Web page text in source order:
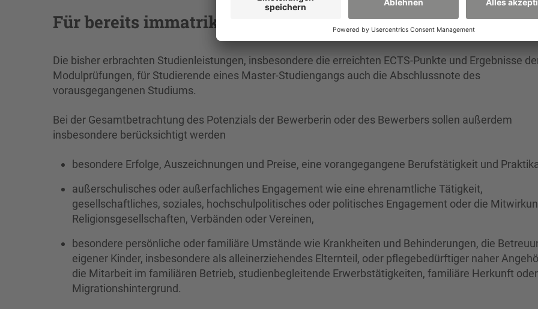
Für bereits immatrikulierte Studierende
Die bisher erbrachten Studienleistungen, insbesondere die erreichten ECTS-Punkte und Ergebnisse
Modulprüfungen, für Studierende eines Master-Studiengangs auch die Abschlussnote des
vorausgegangenen Studiums.
Bei der Gesamtbetrachtung des Potenzials der Bewerberin oder des Bewerbers sollen außerdem
insbesondere berücksichtigt werden
besondere Erfolge, Auszeichnungen und Preise, eine vorangegangene Berufstätigkeit und
außerschulisches oder außerfachliches Engagement wie eine ehrenamtliche Tätigkeit,
gesellschaftliches, soziales, hochschulpolitisches oder politisches Engagement oder die
Religionsgesellschaften, Verbänden oder Vereinen,
besondere persönliche oder familiäre Umstände wie Krankheiten und Behinderungen, die
eigener Kinder, insbesondere als alleinerziehendes Elternteil, oder pflegebedürftiger naher
die Mitarbeit im familiären Betrieb, studienbegleitende Erwerbstätigkeiten, familiäre Herkunft
Migrationshintergrund.